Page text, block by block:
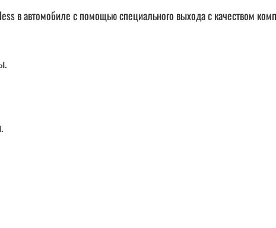
в автомобиле с помощью специального выхода с качеством